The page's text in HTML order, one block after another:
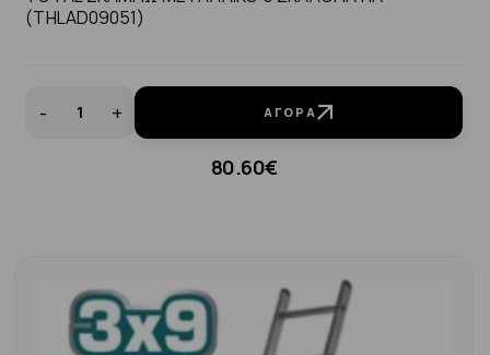
(THLAD09051)
- + ΑΓΟΡΆ
80.60€